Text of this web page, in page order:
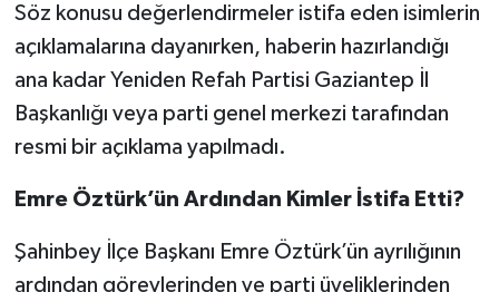
Söz konusu değerlendirmeler istifa eden isimlerin
açıklamalarına dayanırken, haberin hazırlandığı
ana kadar Yeniden Refah Partisi Gaziantep İl
Başkanlığı veya parti genel merkezi tarafından
resmi bir açıklama yapılmadı.
Emre Öztürk’ün Ardından Kimler İstifa Etti?
Şahinbey İlçe Başkanı Emre Öztürk’ün ayrılığının
ardından görevlerinden ve parti üyeliklerinden